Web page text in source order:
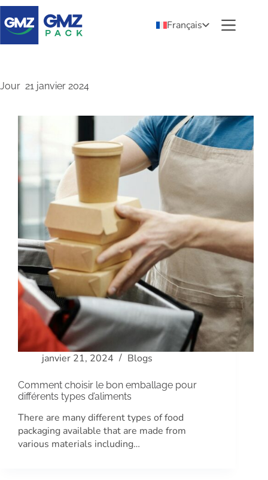
Français
Jour 21 janvier 2024
janvier 21, 2024 Blogs
Comment choisir le bon emballage pour
différents types d’aliments
There are many different types of food
packaging available that are made from
various materials including…